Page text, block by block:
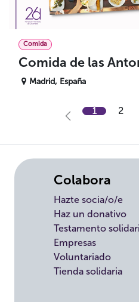
Comida
Comida de las
Madrid, España
1 2
Colabora
Hazte socia/o/e
Haz un donativo
Testamento solidari
Empresas
Voluntariado
Tienda solidaria